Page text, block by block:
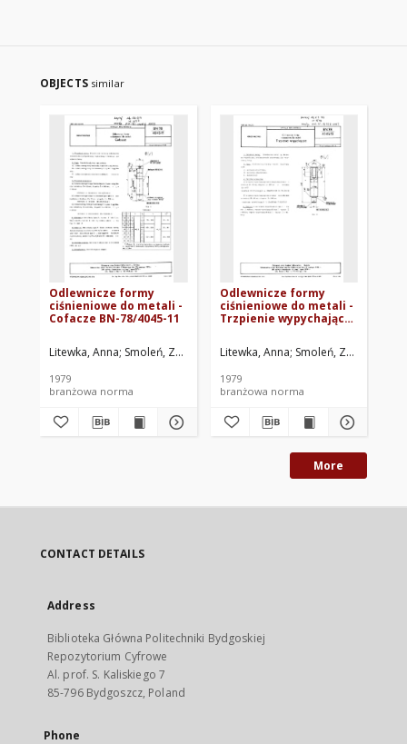
OBJECTS similar
Odlewnicze formy
ciśnieniowe do metali -
Cofacze BN-78/4045-11
Litewka, Anna Smoleń, Zygmunt Kanikuła, Zbigniew Paczka, Tadeusz
1979
branżowa norma
Odlewnicze formy
ciśnieniowe do metali -
Trzpienie wypychające
Litewka, Anna Smoleń, Zygmunt
1979
branżowa norma
More
CONTACT DETAILS
Address
Biblioteka Główna Politechniki Bydgoskiej
Repozytorium Cyfrowe
Al. prof. S. Kaliskiego 7
85-796 Bydgoszcz, Poland
Phone